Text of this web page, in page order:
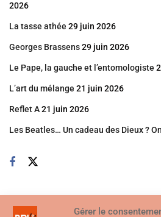
Gérer le
2026
La tasse athée 29 juin 2026
Georges Brassens29 juin 2026
Le Pape, la gauche et l’entomologiste
L’art du mélange 21 juin 2026
Reflet A21 juin 2026
Les Beatles… Un cadeau des Dieux ?